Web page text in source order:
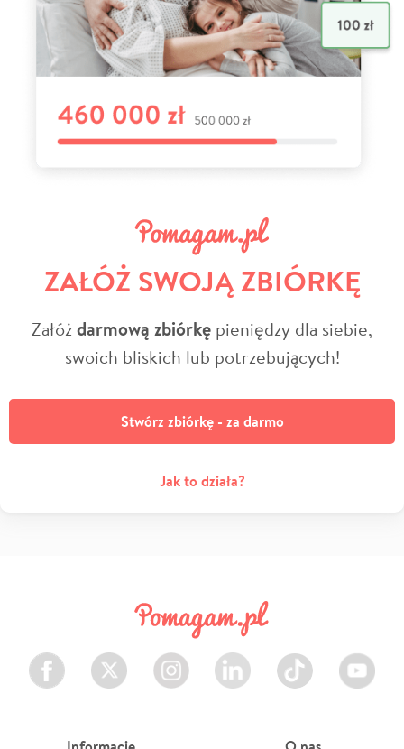
ZAŁÓŻ SWOJĄ ZBIÓRKĘ
Załóżdarmową zbiórkę pieniędzy dla siebie,
swoich bliskich lub potrzebujących!
Stwórz zbiórkę - za darmo
Jak to działa?
Facebook Twitter Instagram LinkedIn TikTok Youtube